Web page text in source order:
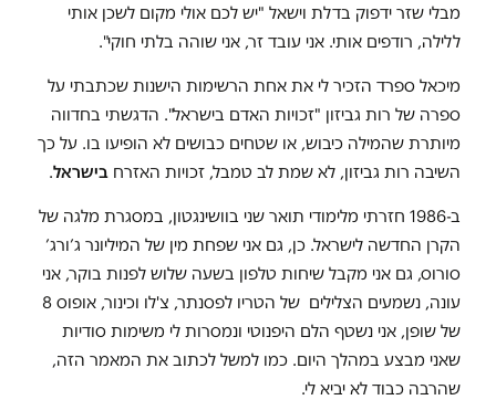
מבלי שזר ידפוק בדלת וישאל "יש לכם אולי מקום לשכן אותי
ללילה, רודפים אותי. אני עובד זר, אני שוהה בלתי חוקי".
מיכאל ספרד הזכיר לי את אחת הרשימות הישנות שכתבתי על
ספרה של רות גביזון "זכויות האדם בישראל". הדגשתי בחדווה
מיותרת שהמילה כיבוש, או שטחים כבושים לא הופיעו בו. על כך
השיבה רות גביזון, לא שמת לב טמבל, זכויות האזרח בישראל.
ב-1986 חזרתי מלימודי תואר שני בוושינגטון, במסגרת מלגה של
הקרן החדשה לישראל. כן, גם אני שפחת מין של המיליונר ג’ורג’
סורוס, גם אני מקבל שיחות טלפון בשעה שלוש לפנות בוקר, אני
עונה, נשמעים הצלילים של הטריו לפסנתר, צ'לו וכינור, אופוס 8
של שופן, אני נשטף הלם היפנוטי ונמסרות לי משימות סודיות
שאני מבצע במהלך היום. כמו למשל לכתוב את המאמר הזה,
שהרבה כבוד לא יביא לי.